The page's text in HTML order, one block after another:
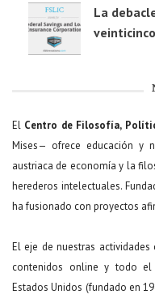
La
El Centro de Filosofía,
Mises— ofrece educación y
austriaca de economía y la
herederos intelectuales.
ha fusionado con proyectos
El eje de nuestras
contenidos online y todo
Estados Unidos (fundado en